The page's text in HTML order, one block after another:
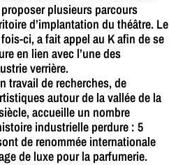
plusieurs parcours
d’implantation du théâtre. Le
ci, a fait appel au K afin de se
en lien avec l’une des
verrière.
travail de recherches, de
autour de la vallée de la
accueille un nombre
industrielle perdure : 5
de renommée internationale
de luxe pour la parfumerie.